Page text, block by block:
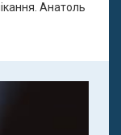
Анатоль